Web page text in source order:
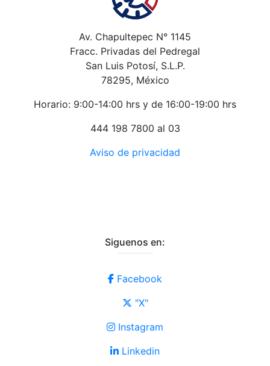
Av. Chapultepec N° 1145
Fracc. Privadas del Pedregal
San Luis Potosí, S.L.P.
78295, México
Horario: 9:00-14:00 hrs y de 16:00-19:00 hrs
444 198 7800 al 03
Aviso de privacidad
Siguenos en:
Facebook
"X"
Instagram
Linkedin